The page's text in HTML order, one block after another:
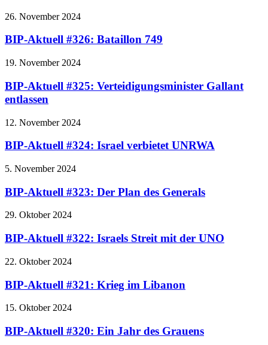
26. November 2024
BIP-Aktuell #326: Bataillon 749
19. November 2024
BIP-Aktuell #325: Verteidigungsminister Gallant
entlassen
12. November 2024
BIP-Aktuell #324: Israel verbietet UNRWA
5. November 2024
BIP-Aktuell #323: Der Plan des Generals
29. Oktober 2024
BIP-Aktuell #322: Israels Streit mit der UNO
22. Oktober 2024
BIP-Aktuell #321: Krieg im Libanon
15. Oktober 2024
BIP-Aktuell #320: Ein Jahr des Grauens